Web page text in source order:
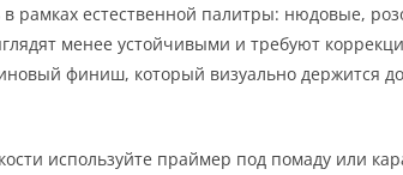
рамках естественной палитры: нюдовые,
менее устойчивыми и требуют
финиш, который визуально держится
используйте праймер под помаду или